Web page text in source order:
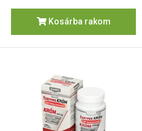
Kosárba rakom